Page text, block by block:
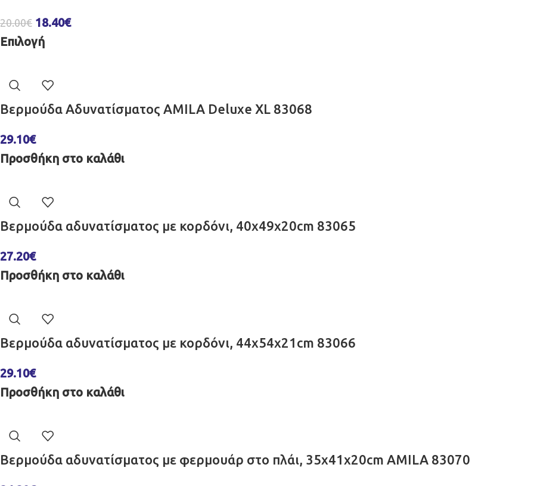
20.00€ 18.40€
Επιλογή
Βερμούδα Αδυνατίσματος AMILA Deluxe XL 83068
29.10€
Προσθήκη στο καλάθι
Βερμούδα αδυνατίσματος με κορδόνι, 40x49x20cm 83065
27.20€
Προσθήκη στο καλάθι
Βερμούδα αδυνατίσματος με κορδόνι, 44x54x21cm 83066
29.10€
Προσθήκη στο καλάθι
Βερμούδα αδυνατίσματος με φερμουάρ στο πλάι, 35x41x20cm AMILA 83070